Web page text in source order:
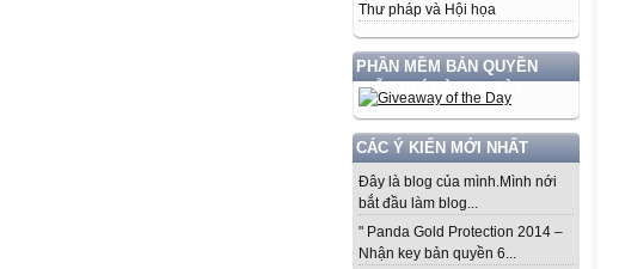
Thư pháp và Hội họa
PHẦN MỀM BẢN QUYỀN
MIỄN PHÍ HÀNG NGÀY
CÁC Ý KIẾN MỚI NHẤT
Đây là blog của mình.Mình nới
bắt đầu làm blog...
" Panda Gold Protection 2014 –
Nhận key bản quyền 6...